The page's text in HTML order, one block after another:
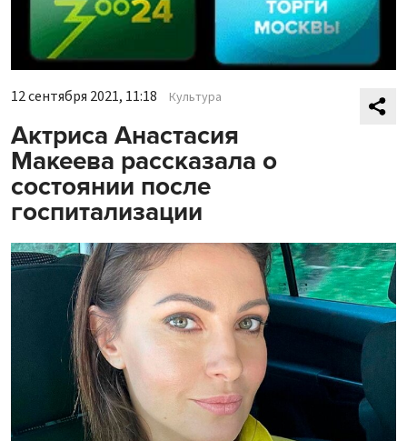
12 сентября 2021, 11:18 Культура
Актриса Анастасия
Макеева рассказала о
состоянии после
госпитализации